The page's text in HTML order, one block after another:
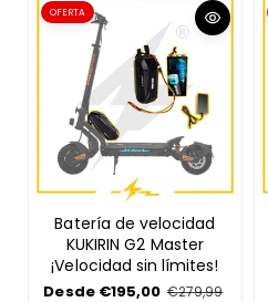
OFERTA
Batería de velocidad
KUKIRIN G2 Master
¡Velocidad sin límites!
P
Desde €195,00 P
€279,99